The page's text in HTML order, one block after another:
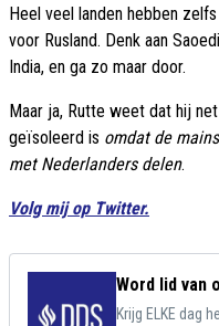
Heel veel landen hebben
voor Rusland. Denk aan
India, en ga zo maar door.
Maar ja, Rutte weet dat hij
geïsoleerd is omdat de
met Nederlanders delen.
Volg mij op Twitter.
Word lid van
Krijg ELKE dag